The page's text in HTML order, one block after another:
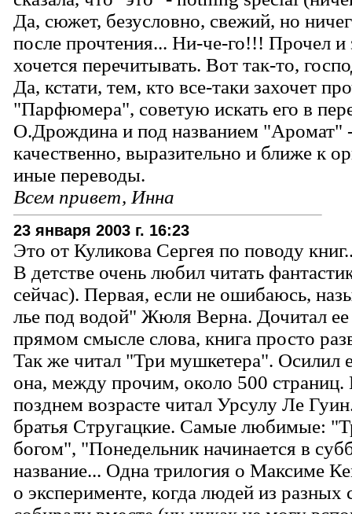
Да, сюжет, безусловно, свежий, но
после прочтения... Ни-че-го!!! Прочел и
хочется перечитывать. Вот так-то,
Да, кстати, тем, кто все-таки захочет
"Парфюмера", советую искать его в
О.Дрождина и под названием "Аромат"
качественно, выразительно и ближе к
иные переводы.
Всем привет, Инна
23 января 2003 г. 16:23
Это от Куликова Сергея по поводу
В детстве очень любил читать
сейчас). Первая, если не ошибаюсь,
лье под водой" Жюля Верна. Дочитал
прямом смысле слова, книга просто
Так же читал "Три мушкетера". Осилил
она, между прочим, около 500 страниц.
позднем возрасте читал Урсулу Ле
братья Стругацкие. Самые любимые:
богом", "Понедельник начинается в
название... Одна трилогия о Максиме
о эксперименте, когда людей из разных